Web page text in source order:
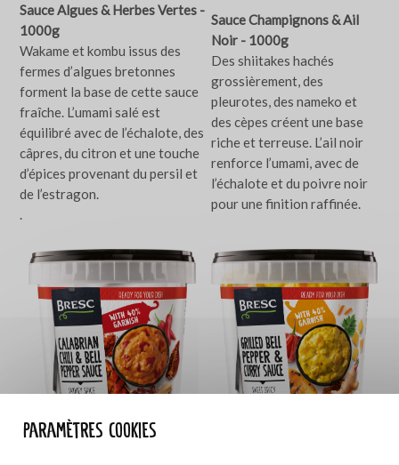
Paramètres cookies
Sauce Algues & Herbes Vertes -
1000g
Wakame et kombu issus des
fermes d’algues bretonnes
forment la base de cette sauce
fraîche. L’umami salé est
équilibré avec de l’échalote, des
câpres, du citron et une touche
d’épices provenant du persil et
de l’estragon.
.
Sauce Champignons & Ail
Noir - 1000g
Des shiitakes hachés
grossièrement, des
pleurotes, des nameko et
des cèpes créent une base
riche et terreuse. L’ail noir
renforce l’umami, avec de
l’échalote et du poivre noir
pour une finition raffinée.